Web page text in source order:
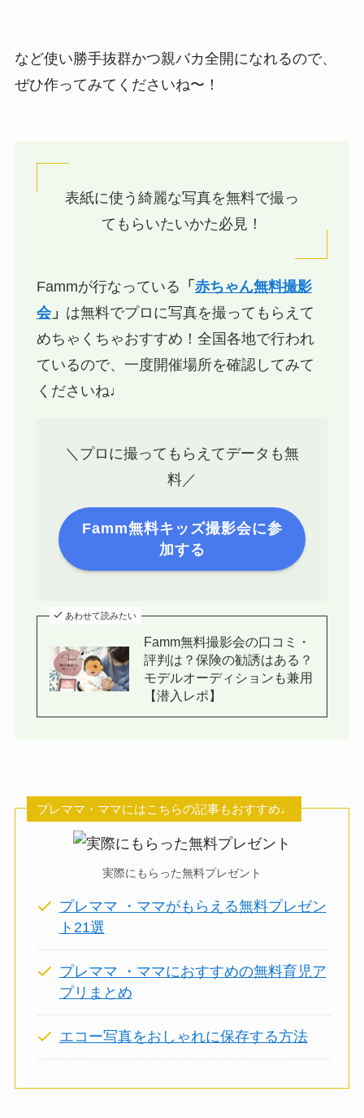
など使い勝手抜群かつ親バカ全開になれるので、
ぜひ作ってみてくださいね〜！
表紙に使う綺麗な写真を無料で撮っ
てもらいたいかた必見！
Fammが行なっている 「 赤ちゃん無料撮影
会」 は無料でプロに写真を撮ってもらえて
めちゃくちゃおすすめ ！全国各地で行われ
ているので、一度開催場所を確認してみて
くださいね♩
＼プロに撮ってもらえてデータも無
料／
Famm無料キッズ撮影会に参
加する
あわせて読みたい
Famm無料撮影会の口コミ・
評判は？保険の勧誘はある？
モデルオーディションも兼用
【潜入レポ】
プレママ・ママにはこちらの記事もおすすめ♩
実際にもらった無料プレゼント
プレママ ・ママがもらえる無料プレゼン
ト21選
プレママ ・ママにおすすめの無料育児ア
プリまとめ
エコー写真をおしゃれに保存する方法